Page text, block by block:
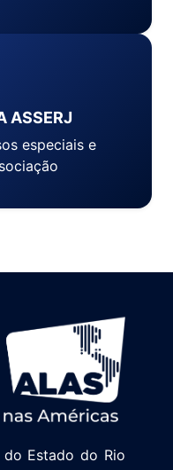
ASSERJ
especiais e
do Estado do Rio